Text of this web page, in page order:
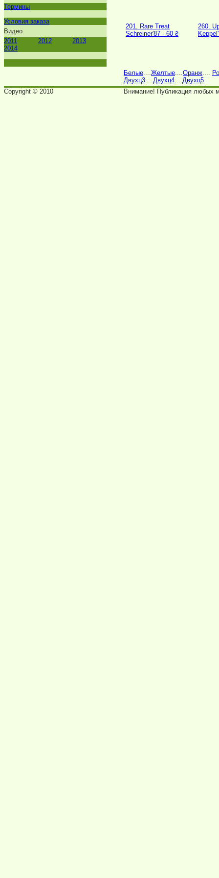
Термины
Условия заказа
Видео
2011
2012
2013
2014
201. Rare Treat
Schreiner'87 - 60 ₴
260.
Белые....Желтые....Оранж....
Двухц3....Двухц4....Двухц5
Copyright © 2010
Внимание! Публикация любых